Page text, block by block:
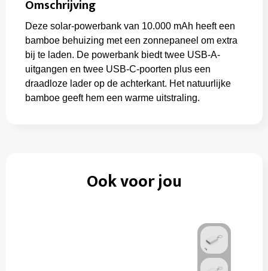
Omschrijving
Deze solar-powerbank van 10.000 mAh heeft een
bamboe behuizing met een zonnepaneel om extra
bij te laden. De powerbank biedt twee USB-A-
uitgangen en twee USB-C-poorten plus een
draadloze lader op de achterkant. Het natuurlijke
bamboe geeft hem een warme uitstraling.
Ook voor jou